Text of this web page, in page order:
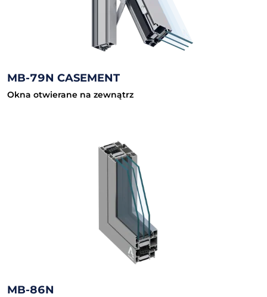
MB-79N CASEMENT
Okna otwierane na zewnątrz
MB-86N